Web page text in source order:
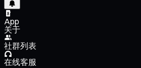
App
关于
社群列表
在线客服